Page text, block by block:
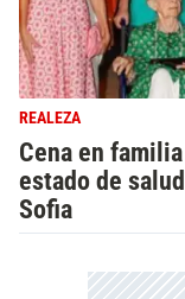
REALEZA
Cena en
estado de
Sofia